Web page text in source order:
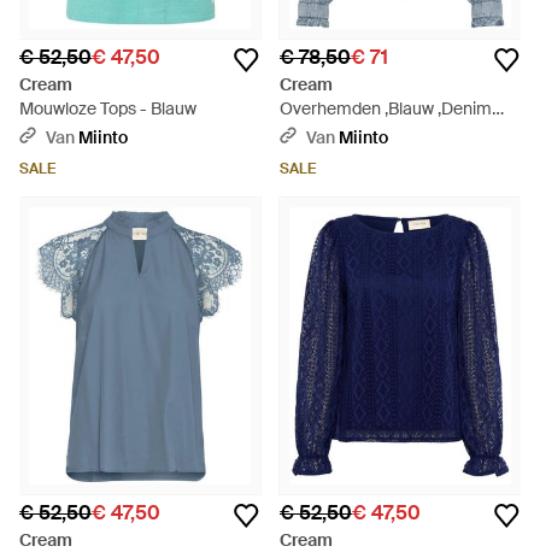
€ 52,50€ 47,50
Cream
Mouwloze Tops - Blauw
Van Miinto
SALE
€ 78,50€ 71
Cream
Overhemden ,Blauw ,Denim
Shirts - Blauw
Van Miinto
SALE
€ 52,50€ 47,50
Cream
€ 52,50€ 47,50
Cream